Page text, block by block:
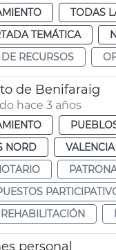
TODAS
TEMÁTICA
RECURSOS
de Benifaraig
hace 3 años
NORD
VALENCIA
personal